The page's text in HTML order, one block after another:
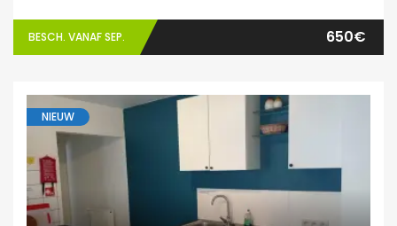
BESCH. VANAF SEP. 650€
NIEUW